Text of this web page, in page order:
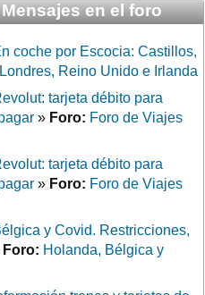
en el foro
coche por Escocia: Castillos,
Londres, Reino Unido e Irlanda
tarjeta débito para
» Foro: Foro de Viajes
tarjeta débito para
» Foro: Foro de Viajes
y Covid. Restricciones,
Foro: Holanda, Bélgica y